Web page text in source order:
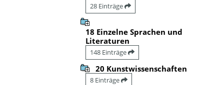
28 Einträge
18 Einzelne Sprachen und
Literaturen
148 Einträge
20 Kunstwissenschaften
8 Einträge